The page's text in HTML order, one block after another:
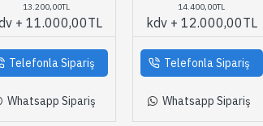
13.200,00TL
+ 11.000,00TL
Telefonla Sipariş
Whatsapp Sipariş
14.400,00TL
kdv + 12.000,00TL
Telefonla Sipariş
Whatsapp Sipariş